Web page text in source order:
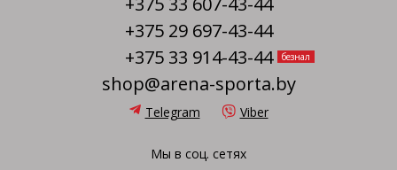
+375 29 697-43-44
+375 33 914-43-44
безнал
shop@arena-sporta.by
Telegram Viber
Мы в соц. сетях